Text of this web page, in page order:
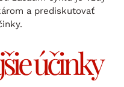
a prediskutovať
účinky